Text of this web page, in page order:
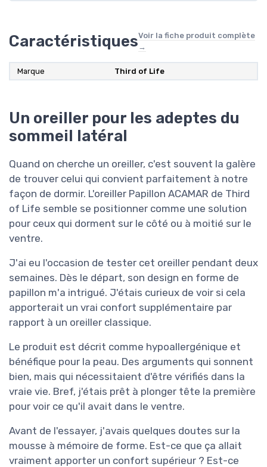
CaractéristiquesVoir la fiche produit complète
→
Marque ‎Third of Life
Un oreiller pour les adeptes du
sommeil latéral
Quand on cherche un oreiller, c'est souvent la galère
de trouver celui qui convient parfaitement à notre
façon de dormir. L'oreiller Papillon ACAMAR de Third
of Life semble se positionner comme une solution
pour ceux qui dorment sur le côté ou à moitié sur le
ventre.
J'ai eu l'occasion de tester cet oreiller pendant deux
semaines. Dès le départ, son design en forme de
papillon m'a intrigué. J'étais curieux de voir si cela
apporterait un vrai confort supplémentaire par
rapport à un oreiller classique.
Le produit est décrit comme hypoallergénique et
bénéfique pour la peau. Des arguments qui sonnent
bien, mais qui nécessitaient d'être vérifiés dans la
vraie vie. Bref, j'étais prêt à plonger tête la première
pour voir ce qu'il avait dans le ventre.
Avant de l'essayer, j'avais quelques doutes sur la
mousse à mémoire de forme. Est-ce que ça allait
vraiment apporter un confort supérieur ? Est-ce